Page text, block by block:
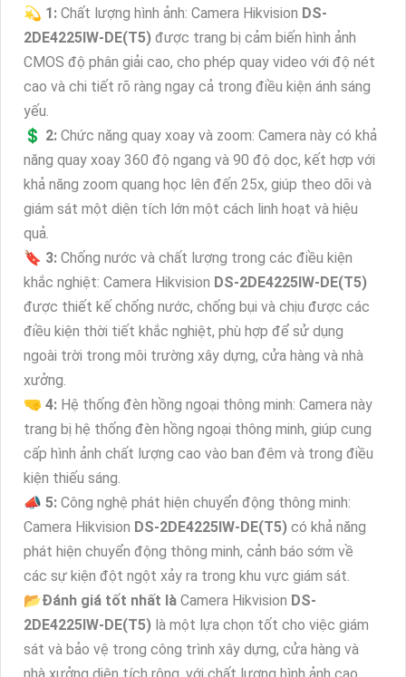
💫 1: Chất lượng hình ảnh: Camera Hikvision DS-
2DE4225IW-DE(T5) được trang bị cảm biến hình ảnh
CMOS độ phân giải cao, cho phép quay video với độ nét
cao và chi tiết rõ ràng ngay cả trong điều kiện ánh sáng
yếu.
💲 2: Chức năng quay xoay và zoom: Camera này có khả
năng quay xoay 360 độ ngang và 90 độ dọc, kết hợp với
khả năng zoom quang học lên đến 25x, giúp theo dõi và
giám sát một diện tích lớn một cách linh hoạt và hiệu
quả.
🔖 3: Chống nước và chất lượng trong các điều kiện
khắc nghiệt: Camera Hikvision DS-2DE4225IW-DE(T5)
được thiết kế chống nước, chống bụi và chịu được các
điều kiện thời tiết khắc nghiệt, phù hợp để sử dụng
ngoài trời trong môi trường xây dựng, cửa hàng và nhà
xưởng.
🤜 4: Hệ thống đèn hồng ngoại thông minh: Camera này
trang bị hệ thống đèn hồng ngoại thông minh, giúp cung
cấp hình ảnh chất lượng cao vào ban đêm và trong điều
kiện thiếu sáng.
📣 5: Công nghệ phát hiện chuyển động thông minh:
Camera Hikvision DS-2DE4225IW-DE(T5) có khả năng
phát hiện chuyển động thông minh, cảnh báo sớm về
các sự kiện đột ngột xảy ra trong khu vực giám sát.
📂Đánh giá tốt nhất là Camera Hikvision DS-
2DE4225IW-DE(T5) là một lựa chọn tốt cho việc giám
sát và bảo vệ trong công trình xây dựng, cửa hàng và
nhà xưởng diện tích rộng, với chất lượng hình ảnh cao,